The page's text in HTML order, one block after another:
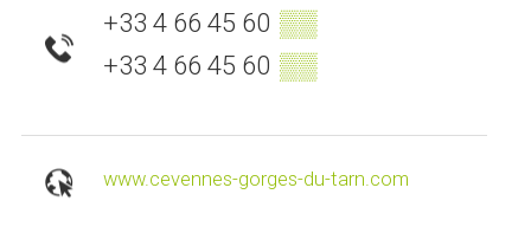
+33 4 66 45 60 ▒▒
+33 4 66 45 60 ▒▒
www.cevennes-gorges-du-tarn.com